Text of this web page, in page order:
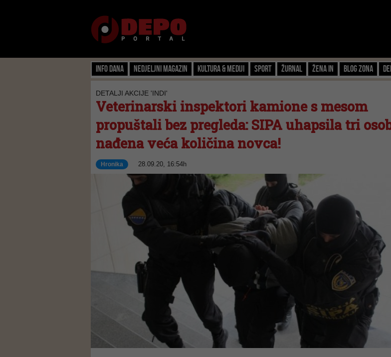
Info dana Nedjeljni magazin Kultura & Mediji Sport Žurnal Žena IN Blog zona
DETALJI AKCIJE 'INDI'
Veterinarski inspektori kamione s mesom
propuštali bez pregleda: SIPA uhapsila tri
nađena veća količina novca!
Hronika 28.09.20, 16:54h